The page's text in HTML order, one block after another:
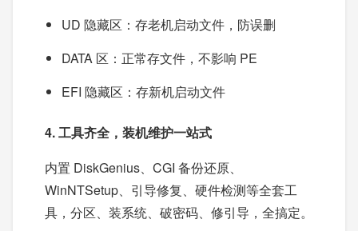
UD 隐藏区：存老机启动文件，防误删
DATA 区：正常存文件，不影响 PE
EFI 隐藏区：存新机启动文件
4. 工具齐全，装机维护一站式
内置 DiskGenius、CGI 备份还原、
WinNTSetup、引导修复、硬件检测等全套工
具，分区、装系统、破密码、修引导，全搞定。